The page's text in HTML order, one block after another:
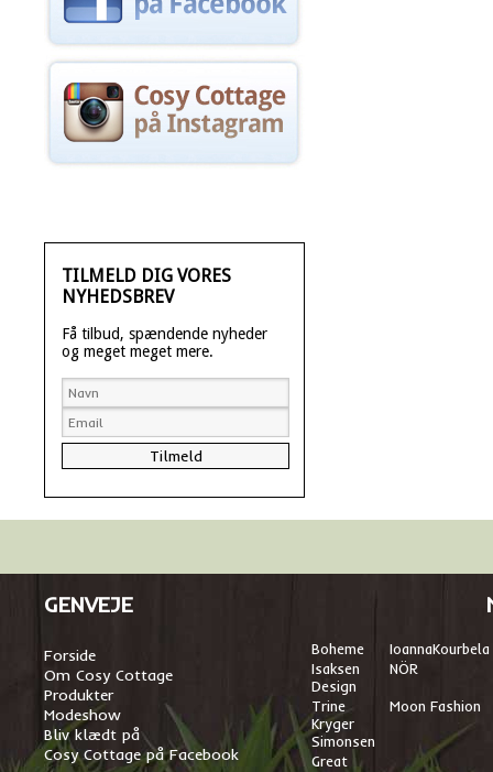
TILMELD DIG VORES
NYHEDSBREV
Få tilbud, spændende nyheder
og meget meget mere.
GENVEJE
Forside
Om Cosy Cottage
Produkter
Modeshow
Bliv klædt på
Cosy Cottage på Facebook
Boheme IoannaKourbela
Isaksen
Design
NÖR
Trine
Kryger
Simonsen
Moon Fashion
Great